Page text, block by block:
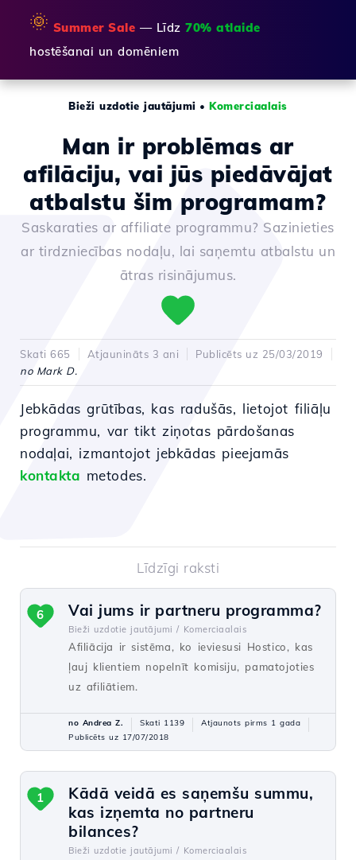
🌞 Summer Sale — Līdz 70% atlaide
hostēšanai un domēniem
Bieži uzdotie jautājumi •Komerciaalais
Man ir problēmas ar
afilāciju, vai jūs piedāvājat
atbalstu šim programam?
Saskaraties ar affiliate programmu? Sazinieties
ar tirdzniecības nodaļu, lai saņemtu atbalstu un
ātras risinājumus.
Skati 665 Atjaunināts 3 ani
Publicēts uz 25/03/2019
no Mark D.
Jebkādas grūtības, kas radušās, lietojot filiāļu
programmu, var tikt ziņotas pārdošanas
nodaļai, izmantojot jebkādas pieejamās
kontakta metodes.
Līdzīgi raksti
Vai jums ir partneru programma?
Bieži uzdotie jautājumi / Komerciaalais
Afiliācija ir sistēma, ko ieviesusi Hostico, kas
ļauj klientiem nopelnīt komisiju, pamatojoties
uz afiliātiem.
6
no Andrea Z. Skati 1139
Atjaunots pirms 1 gada
Publicēts uz 17/07/2018
Kādā veidā es saņemšu summu,
kas izņemta no partneru
bilances?
Bieži uzdotie jautājumi / Komerciaalais
1